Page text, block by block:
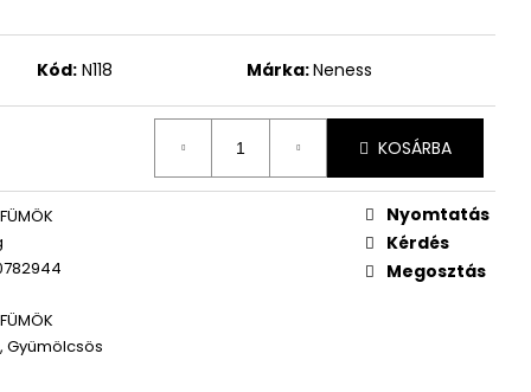
Kód: N118 Márka:Neness
KOSÁRBA
Gyümölcsös
Nyomtatás
Kérdés
Megosztás